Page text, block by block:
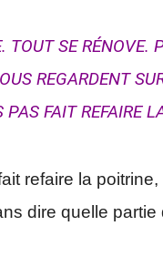
TOUT SE RÉNOVE.
REGARDENT
FAIT REFAIRE
refaire la
dire quelle partie